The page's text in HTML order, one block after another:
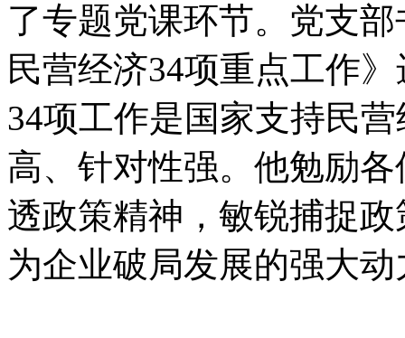
了专题党课环节。党支
民营经济34项重点工作
34项工作是国家支持民
高、针对性强。他勉励
透政策精神，敏锐捕捉
为企业破局发展的强大